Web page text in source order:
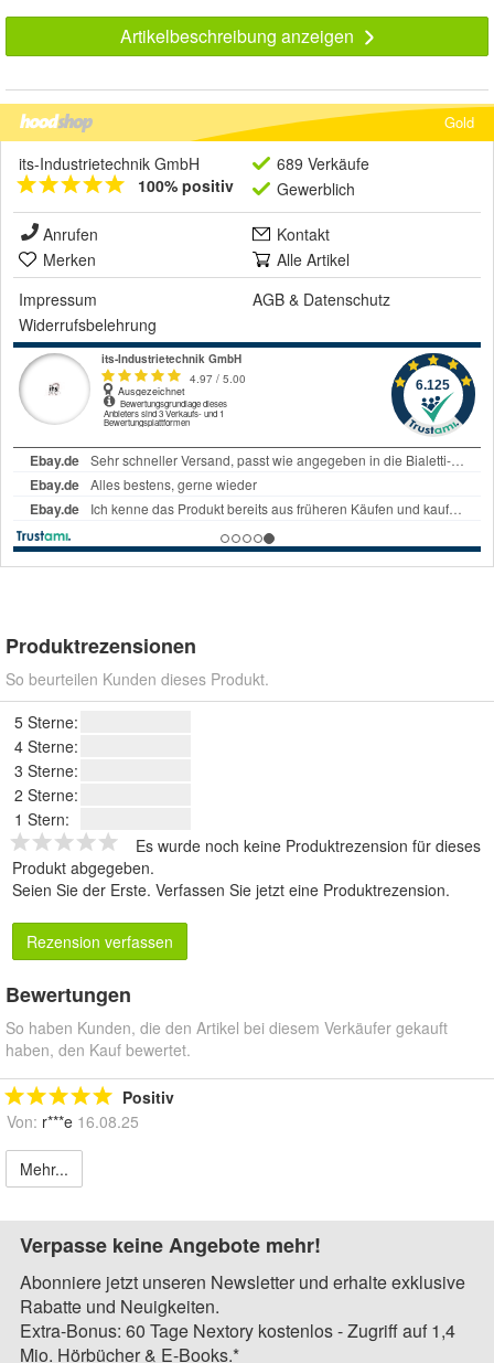
Artikelbeschreibung anzeigen
Gold
its-Industrietechnik GmbH
100% positiv
689 Verkäufe
Gewerblich
Anrufen
Kontakt
Merken
Alle Artikel
Impressum
AGB & Datenschutz
Widerrufsbelehrung
Produktrezensionen
So beurteilen Kunden dieses Produkt.
5 Sterne:
4 Sterne:
3 Sterne:
2 Sterne:
1 Stern:
Es wurde noch keine Produktrezension für dieses
Produkt abgegeben.
Seien Sie der Erste. Verfassen Sie jetzt eine Produktrezension.
Rezension verfassen
Bewertungen
So haben Kunden, die den Artikel bei diesem Verkäufer gekauft
haben, den Kauf bewertet.
Positiv
Von: r***e 16.08.25
Mehr...
Verpasse keine Angebote mehr!
Abonniere jetzt unseren Newsletter und erhalte exklusive
Rabatte und Neuigkeiten.
Extra-Bonus: 60 Tage Nextory kostenlos - Zugriff auf 1,4
Mio. Hörbücher & E-Books.*